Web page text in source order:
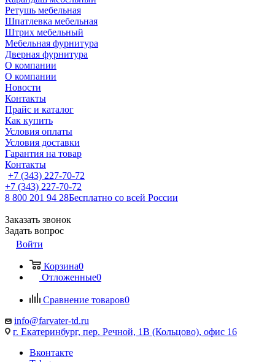
Ретушь мебельная
Шпатлевка мебельная
Штрих мебельный
Мебельная фурнитура
Дверная фурнитура
О компании
О компании
Новости
Контакты
Прайс и каталог
Как купить
Условия оплаты
Условия доставки
Гарантия на товар
Контакты
+7 (343) 227-70-72
+7 (343) 227-70-72
8 800 201 94 28Бесплатно со всей России
Заказать звонок
Задать вопрос
Войти
Корзина0
Отложенные0
Сравнение товаров0
info@farvater-td.ru
г. Екатеринбург, пер. Речной, 1В (Кольцово), офис 16
Вконтакте